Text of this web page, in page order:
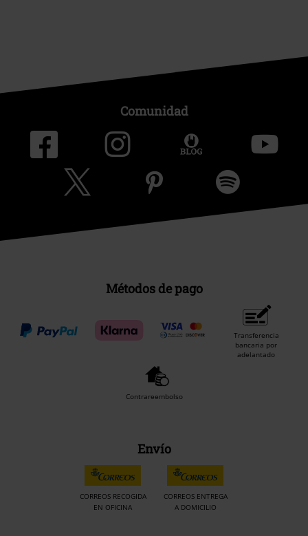
Comunidad
Métodos de pago
Transferencia
bancaria por
adelantado
Contrareembolso
Envío
CORREOS RECOGIDA
EN OFICINA
CORREOS ENTREGA
A DOMICILIO